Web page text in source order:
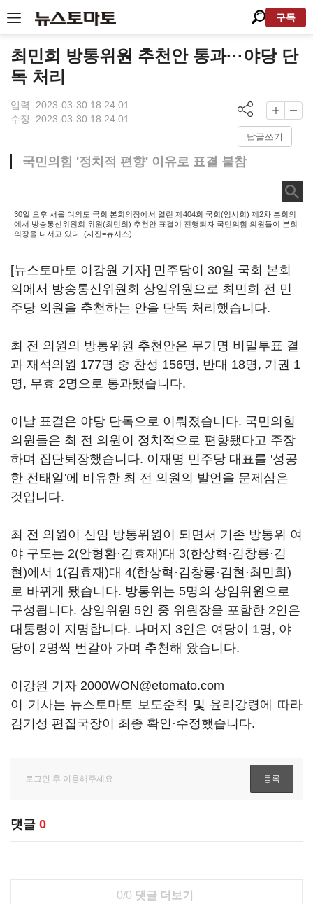
구독
최민희 방통위원 추천안 통과···야당 단
독 처리
입력: 2023-03-30 18:24:01
수정: 2023-03-30 18:24:01
답글쓰기
국민의힘 '정치적 편향' 이유로 표결 불참
30일 오후 서울 여의도 국회 본회의장에서 열린 제404회 국회(임시회) 제2차 본회의
에서 방송통신위원회 위원(최민희) 추천안 표결이 진행되자 국민의힘 의원들이 본회
의장을 나서고 있다. (사진=뉴시스)
[뉴스토마토 이강원 기자] 민주당이 30일 국회 본회
의에서 방송통신위원회 상임위원으로 최민희 전 민
주당 의원을 추천하는 안을 단독 처리했습니다.
최 전 의원의 방통위원 추천안은 무기명 비밀투표 결
과 재석의원 177명 중 찬성 156명, 반대 18명, 기권 1
명, 무효 2명으로 통과됐습니다.
이날 표결은 야당 단독으로 이뤄졌습니다. 국민의힘
의원들은 최 전 의원이 정치적으로 편향됐다고 주장
하며 집단퇴장했습니다. 이재명 민주당 대표를 '성공
한 전태일'에 비유한 최 전 의원의 발언을 문제삼은
것입니다.
최 전 의원이 신임 방통위원이 되면서 기존 방통위 여
야 구도는 2(안형환·김효재)대 3(한상혁·김창룡·김
현)에서 1(김효재)대 4(한상혁·김창룡·김현·최민희)
로 바뀌게 됐습니다. 방통위는 5명의 상임위원으로
구성됩니다. 상임위원 5인 중 위원장을 포함한 2인은
대통령이 지명합니다. 나머지 3인은 여당이 1명, 야
당이 2명씩 번갈아 가며 추천해 왔습니다.
이강원 기자 2000WON@etomato.com
이 기사는 뉴스토마토 보도준칙 및 윤리강령에 따라
김기성 편집국장이 최종 확인·수정했습니다.
댓글 0
0/0 댓글 더보기